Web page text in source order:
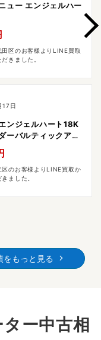
ュー エンジェルハー
区のお客様よりLINE買取
きました。
17日
ンジェルハート18K
ーバルティックアン
のお客様よりLINE買取か
ました。
をもっと見る
ー中古相